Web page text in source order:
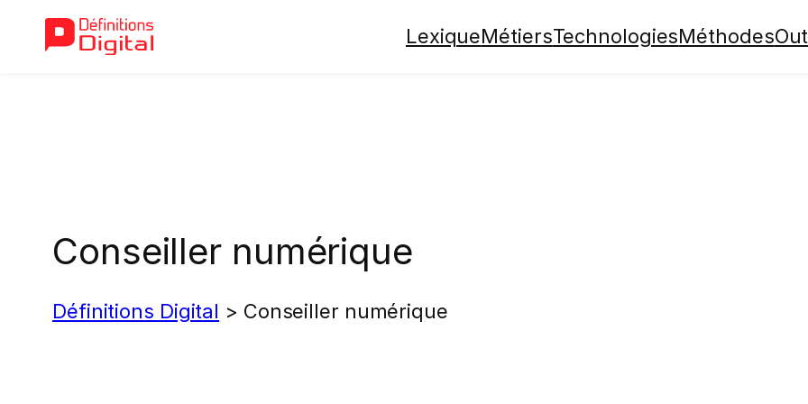
LexiqueMétiersTechnologiesMéthodes
Conseiller numérique
Définitions Digital > Conseiller numérique